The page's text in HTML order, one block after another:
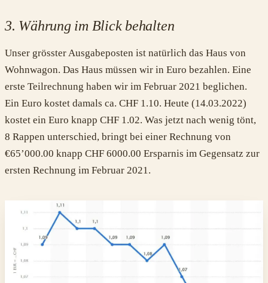
3. Währung im Blick behalten
Unser grösster Ausgabeposten ist natürlich das Haus von
Wohnwagon. Das Haus müssen wir in Euro bezahlen. Eine
erste Teilrechnung haben wir im Februar 2021 beglichen.
Ein Euro kostet damals ca. CHF 1.10. Heute (14.03.2022)
kostet ein Euro knapp CHF 1.02. Was jetzt nach wenig tönt,
8 Rappen unterschied, bringt bei einer Rechnung von
€65’000.00 knapp CHF 6000.00 Ersparnis im Gegensatz zur
ersten Rechnung im Februar 2021.